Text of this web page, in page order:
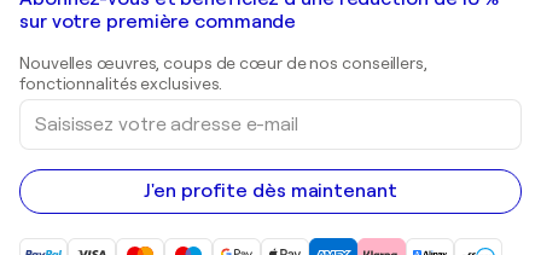
Shepard Fairey
Estampes
Peintures acryliques
Galeries d'art en Belgique
sur votre première commande
Nouvelles œuvres, coups de cœur de nos conseillers,
fonctionnalités exclusives.
Saisissez
votre
adresse
e-
mail
J'en profite dès maintenant